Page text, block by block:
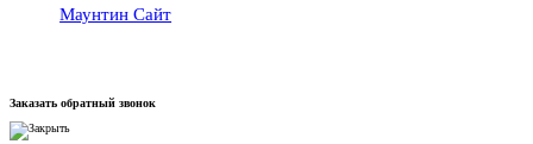
Маунтин Сайт
Заказать обратный звонок